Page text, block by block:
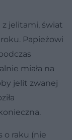
jelitami, świat
roku. Papieżowi
miała na
jelit zwanej
o raku (nie